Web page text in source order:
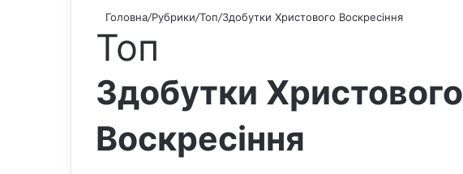
Головна/Рубрики/Топ/Здобутки Христового Воскресіння
Топ
Здобутки Христового
Воскресіння